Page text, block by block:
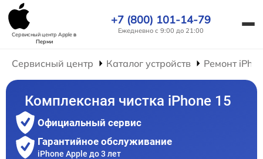
Сервисный центр Appleв
Перми
+7 (800) 101-14-79
Ежедневно с 9:00 до 21:00
Сервисный центр Каталог устройств Ремонт
Комплексная чистка iPhone 15
Официальный сервис
Гарантийное обслуживание
iPhone Apple до 3 лет